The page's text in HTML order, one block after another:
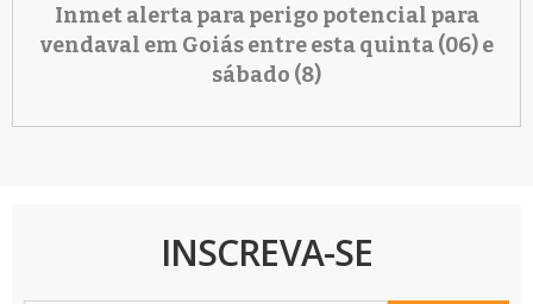
Inmet alerta para perigo potencial para
vendaval em Goiás entre esta quinta (06) e
sábado (8)
INSCREVA-SE